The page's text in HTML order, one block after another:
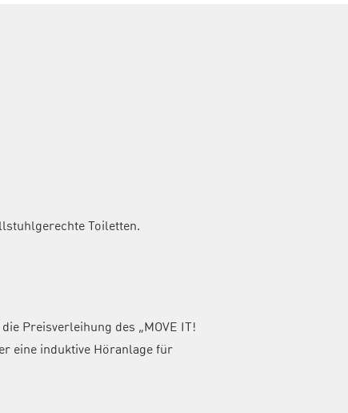
Toiletten.
Preisverleihung des „MOVE IT!
eine induktive Höranlage für